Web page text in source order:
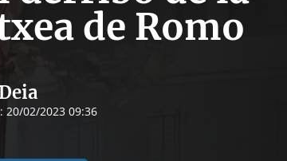
de Romo
20/02/2023 09:36